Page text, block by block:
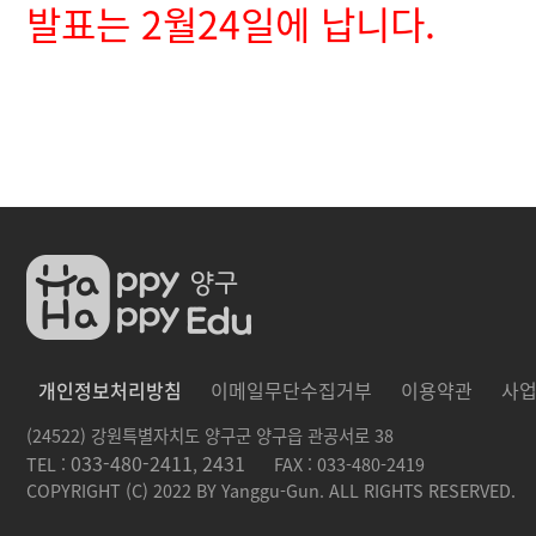
발표는 2월24일에 납니다.
개인정보처리방침 이메일무단수집거부 이용약관 사
(24522) 강원특별자치도 양구군 양구읍 관공서로 38
TEL : 033-480-2411, 2431
FAX : 033-480-2419
COPYRIGHT (C) 2022 BY Yanggu-Gun. ALL RIGHTS RESERVED.